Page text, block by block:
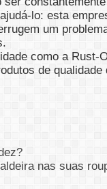
lo: esta
um
como a
de
nas suas